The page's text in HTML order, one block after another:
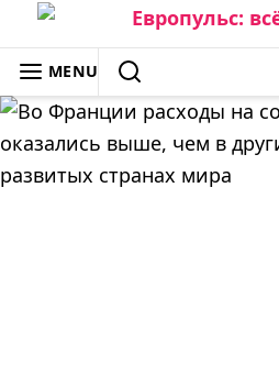
Skip
to
content
ЕВРОПУЛЬС: ВСЁ О
MENU
SEARCH